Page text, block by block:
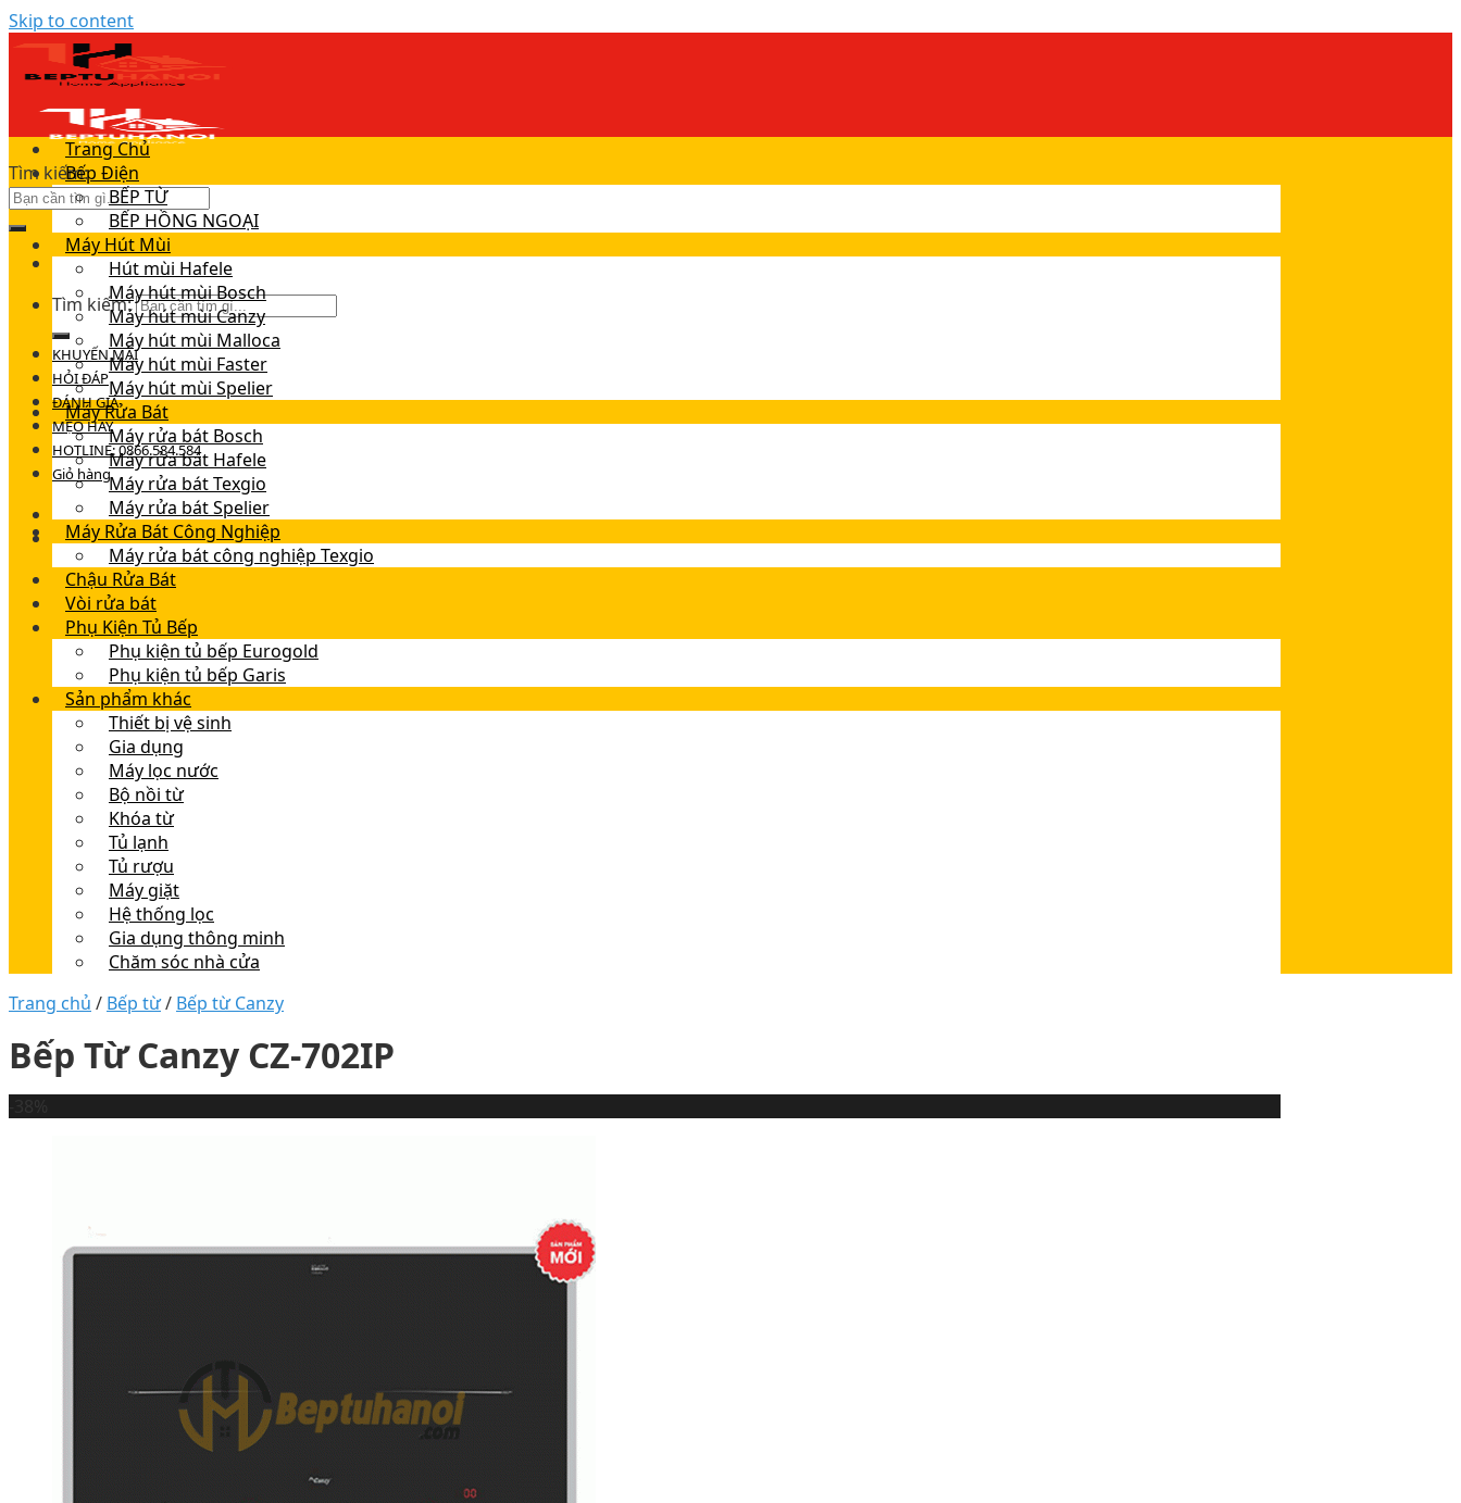
Skip to content
Tìm kiếm:
Tìm kiếm:
KHUYẾN MÃI
HỎI ĐÁP
ĐÁNH GIÁ
MẸO HAY
HOTLINE: 0866.584.584
Giỏ hàng
Trang Chủ
Bếp Điện
BẾP TỪ
BẾP HỒNG NGOẠI
Máy Hút Mùi
Hút mùi Hafele
Máy hút mùi Bosch
Máy hút mùi Canzy
Máy hút mùi Malloca
Máy hút mùi Faster
Máy hút mùi Spelier
Máy Rửa Bát
Máy rửa bát Bosch
Máy rửa bát Hafele
Máy rửa bát Texgio
Máy rửa bát Spelier
Máy Rửa Bát Công Nghiệp
Máy rửa bát công nghiệp Texgio
Chậu Rửa Bát
Vòi rửa bát
Phụ Kiện Tủ Bếp
Phụ kiện tủ bếp Eurogold
Phụ kiện tủ bếp Garis
Sản phẩm khác
Thiết bị vệ sinh
Gia dụng
Máy lọc nước
Bộ nồi từ
Khóa từ
Tủ lạnh
Tủ rượu
Máy giặt
Hệ thống lọc
Gia dụng thông minh
Chăm sóc nhà cửa
Trang chủ / Bếp từ/ Bếp từ Canzy
Bếp Từ Canzy CZ-702IP